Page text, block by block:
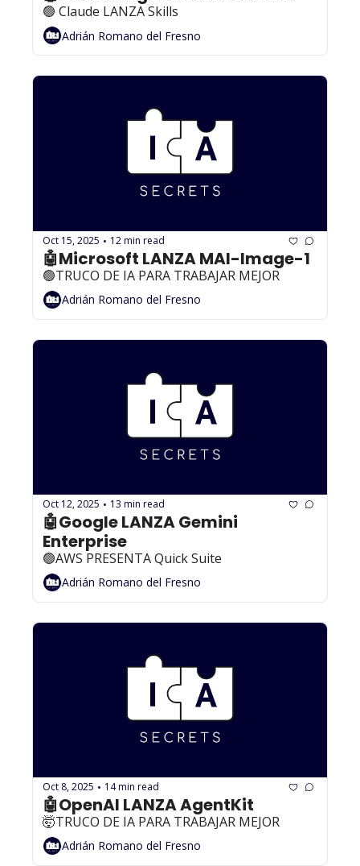
🟢 Claude LANZA Skills
Adrián Romano del Fresno
Oct 15, 2025 • 12 min read
🤖Microsoft LANZA MAI-Image-1
🟢TRUCO DE IA PARA TRABAJAR MEJOR
Adrián Romano del Fresno
Oct 12, 2025 • 13 min read
🤖Google LANZA Gemini
Enterprise
🟢AWS PRESENTA Quick Suite
Adrián Romano del Fresno
Oct 8, 2025 • 14 min read
🤖OpenAI LANZA AgentKit
🤯TRUCO DE IA PARA TRABAJAR MEJOR
Adrián Romano del Fresno